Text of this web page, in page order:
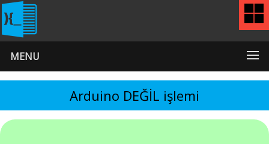
MENU
Arduino DEĞİL işlemi